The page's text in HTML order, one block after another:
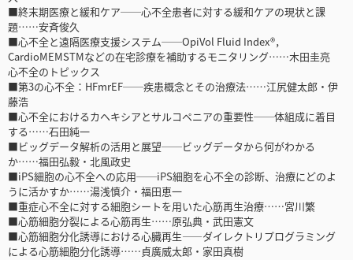
■終末期医療と緩和ケア──心不全患者に対する緩和ケアの現状と課
題……安斉俊久
■心不全と遠隔医療支援システム──OpiVol Fluid Index®，
CardioMEMSTMなどの在宅診療を補助するモニタリング……木田圭亮
心不全のトピックス
■第3の心不全：HFmrEF──疾患概念とその治療法……江尻健太郎・伊
藤浩
■心不全におけるカヘキシアとサルコペニアの重要性──体組成に着目
する……石田純一
■ビッグデータ解析の活用と展望──ビッグデータから何がわかる
か……福田弘毅・北風政史
■iPS細胞の心不全への応用──iPS細胞を心不全の診断、治療にどのよ
うに活かすか……湯浅慎介・福田恵一
■重症心不全に対する細胞シートを用いた心筋再生治療……宮川繁
■心筋細胞分裂による心筋再生……原弘典・武田憲文
■心筋細胞分化誘導における心臓再生――ダイレクトリプログラミング
による心筋細胞分化誘導……貞廣威太郎・家田真樹